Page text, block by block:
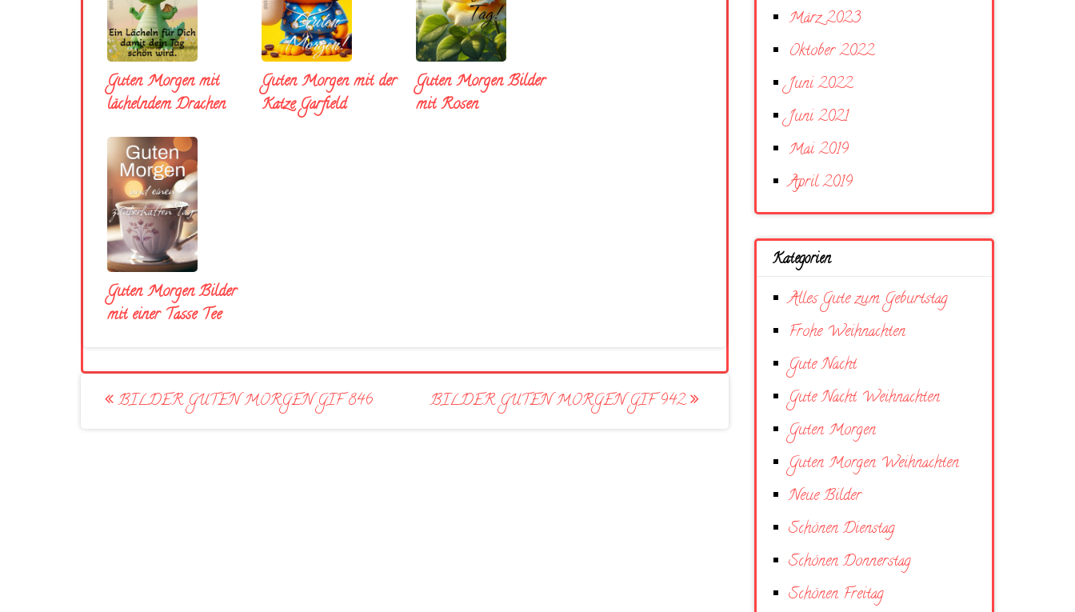
Guten Morgen mit
lächelndem Drachen
Guten Morgen mit der
Katze Garfield
Guten Morgen Bilder
mit Rosen
Guten Morgen Bilder
mit einer Tasse Tee
Post
navigation
BILDER GUTEN MORGEN GIF 846 BILDER GUTEN MORGEN GIF 942
März 2023
Oktober 2022
Juni 2022
Juni 2021
Mai 2019
April 2019
Kategorien
Alles Gute zum Geburtstag
Frohe Weihnachten
Gute Nacht
Gute Nacht Weihnachten
Guten Morgen
Guten Morgen Weihnachten
Neue Bilder
Schönen Dienstag
Schönen Donnerstag
Schönen Freitag